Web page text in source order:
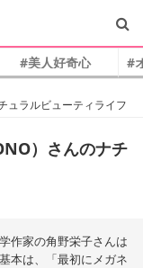
#美人好奇心 #
ュラルビューティライフ
）さんのナチ
作家の角野栄子さんは
本は、「最初にメガネ